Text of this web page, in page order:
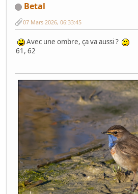
Betal
07 Mars 2026, 06:33:45
Avec une ombre, ça va aussi ?
61, 62